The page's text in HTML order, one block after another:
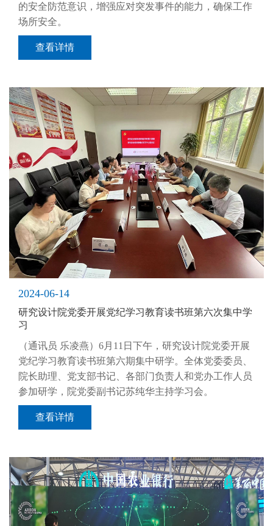
的安全防范意识，增强应对突发事件的能力，确保工作
场所安全。
查看详情
2024-06-14
研究设计院党委开展党纪学习教育读书班第六次集中学
习
（通讯员 乐凌燕）6月11日下午，研究设计院党委开展
党纪学习教育读书班第六期集中研学。全体党委委员、
院长助理、党支部书记、各部门负责人和党办工作人员
参加研学，院党委副书记苏纯华主持学习会。
查看详情